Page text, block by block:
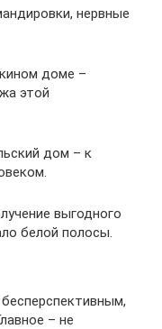
нервные
доме –
этой
дом – к
выгодного
белой полосы.
– не